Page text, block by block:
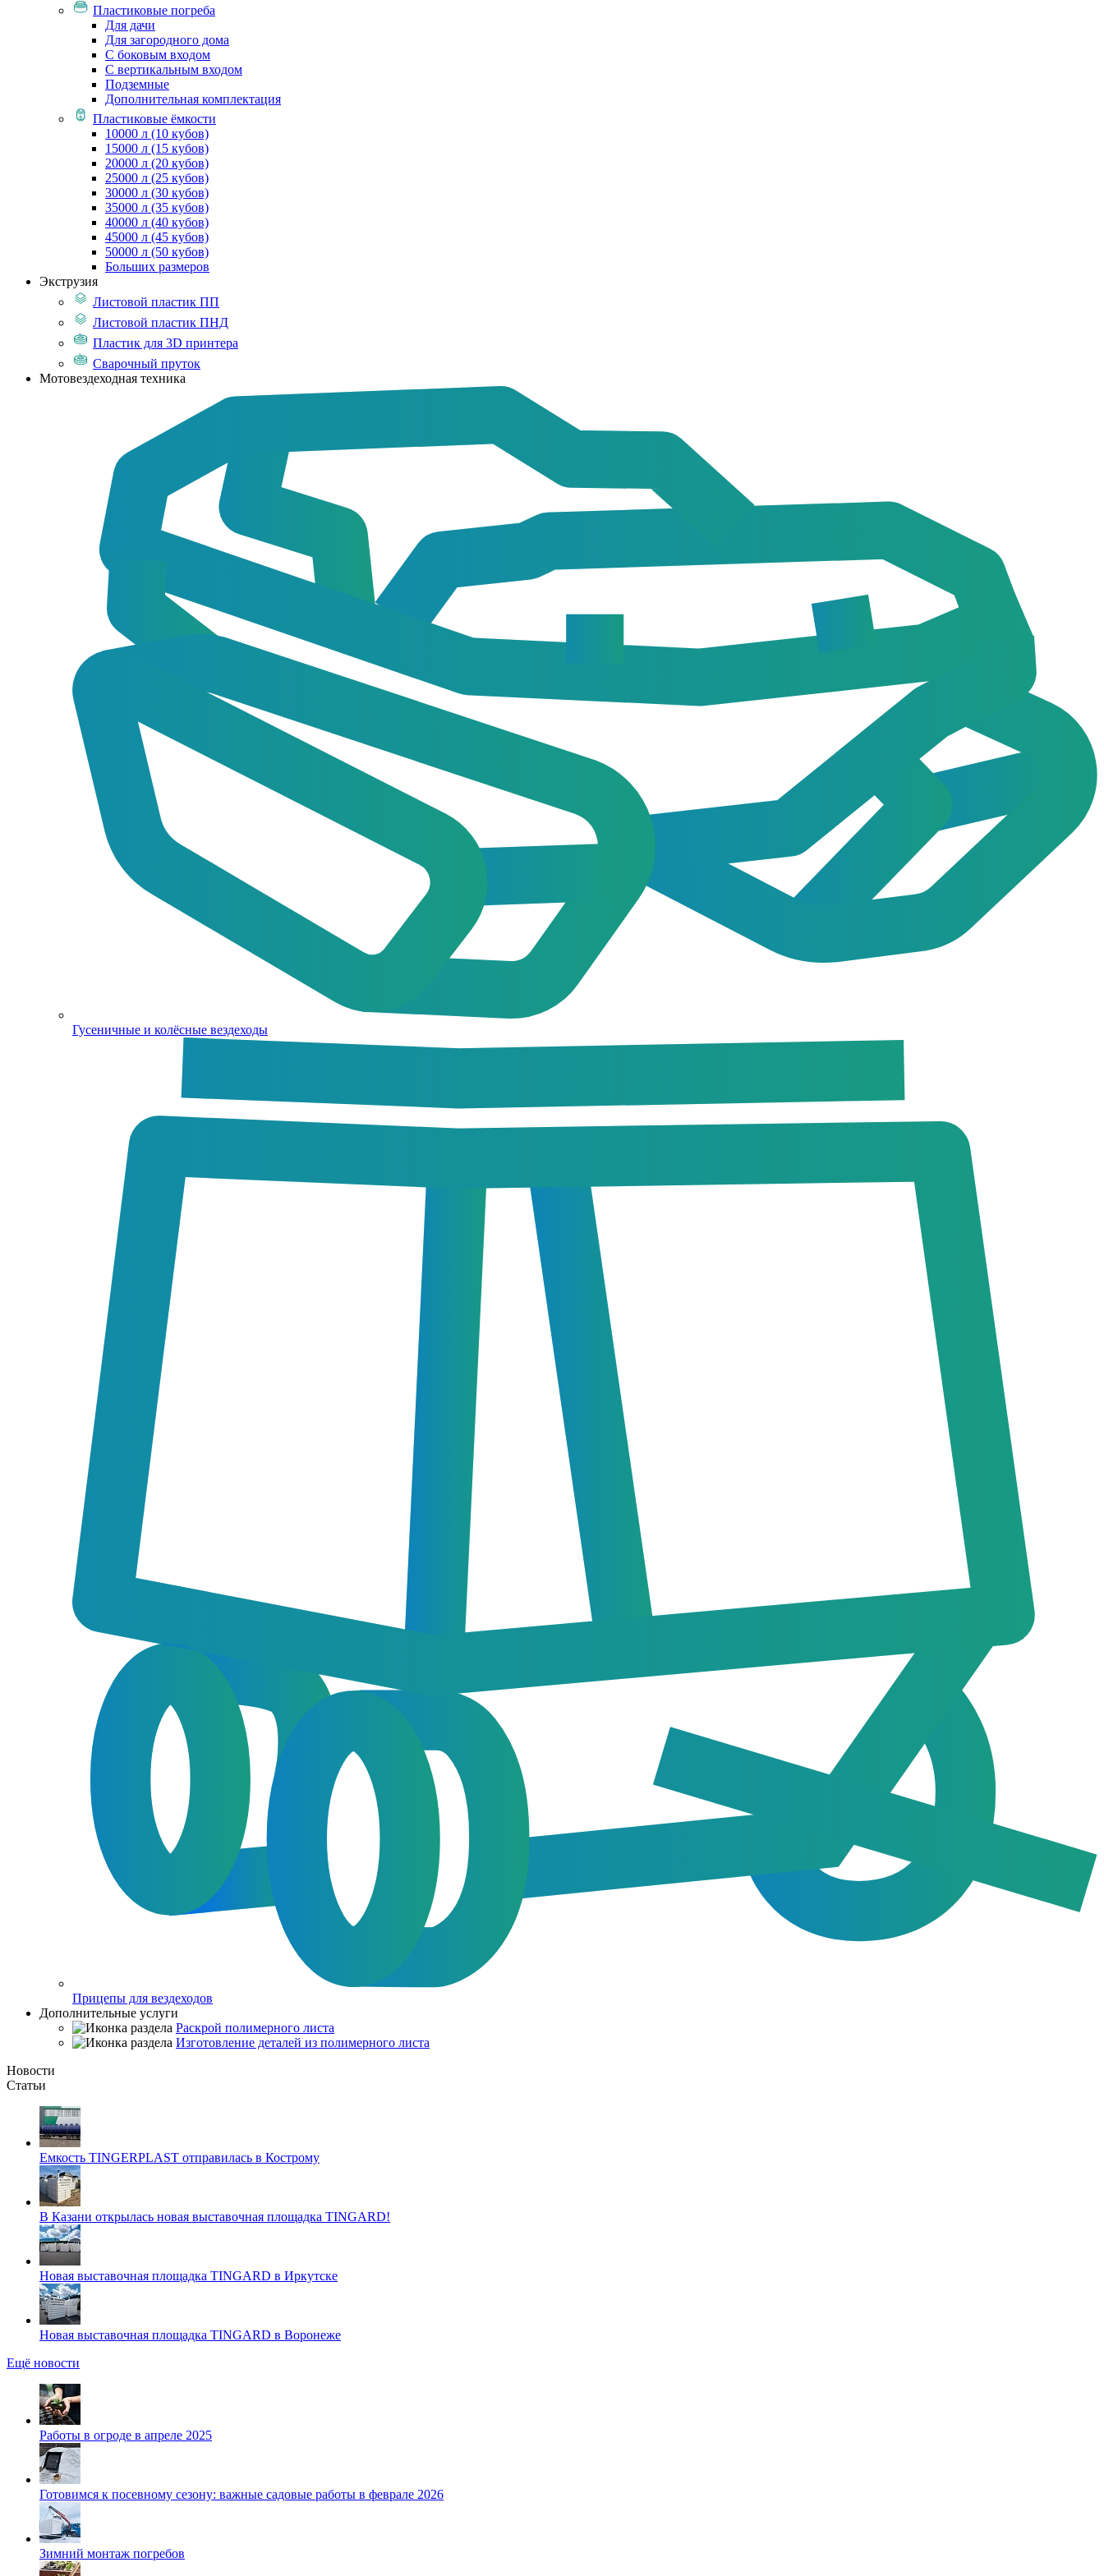
Пластиковые погреба
Для дачи
Для загородного дома
С боковым входом
С вертикальным входом
Подземные
Дополнительная комплектация
Пластиковые ёмкости
10000 л (10 кубов)
15000 л (15 кубов)
20000 л (20 кубов)
25000 л (25 кубов)
30000 л (30 кубов)
35000 л (35 кубов)
40000 л (40 кубов)
45000 л (45 кубов)
50000 л (50 кубов)
Больших размеров
Экструзия
Листовой пластик ПП
Листовой пластик ПНД
Пластик для 3D принтера
Сварочный пруток
Мотовездеходная техника
Гусеничные и колёсные вездеходы
Прицепы для вездеходов
Дополнительные услуги
Раскрой полимерного листа
Изготовление деталей из полимерного листа
Новости
Статьи
Емкость TINGERPLAST отправилась в Кострому
В Казани открылась новая выставочная площадка TINGARD!
Новая выставочная площадка TINGARD в Иркутске
Новая выставочная площадка TINGARD в Воронеже
Ещё новости
Работы в огроде в апреле 2025
Готовимся к посевному сезону: важные садовые работы в феврале 2026
Зимний монтаж погребов